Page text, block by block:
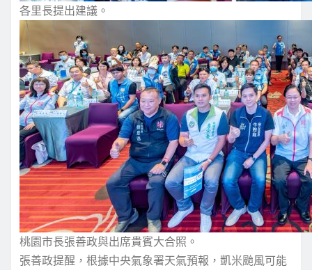
各里長提出建議。
桃園市長張善政與出席貴賓大合照。
張善政提醒，根據中央氣象署天氣預報，凱米颱風可能